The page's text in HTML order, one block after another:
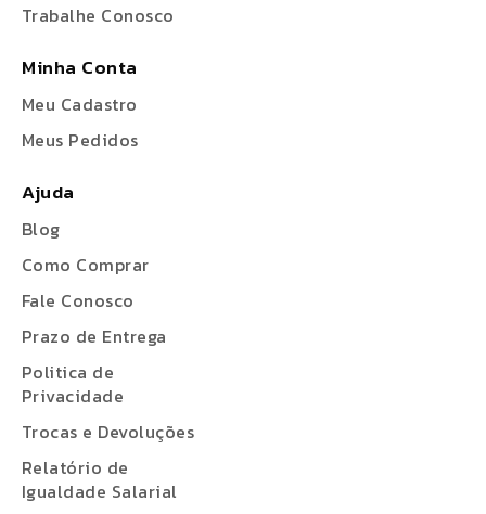
Trabalhe Conosco
Minha Conta
Meu Cadastro
Meus Pedidos
Ajuda
Blog
Como Comprar
Fale Conosco
Prazo de Entrega
Politica de
Privacidade
Trocas e Devoluções
Relatório de
Igualdade Salarial